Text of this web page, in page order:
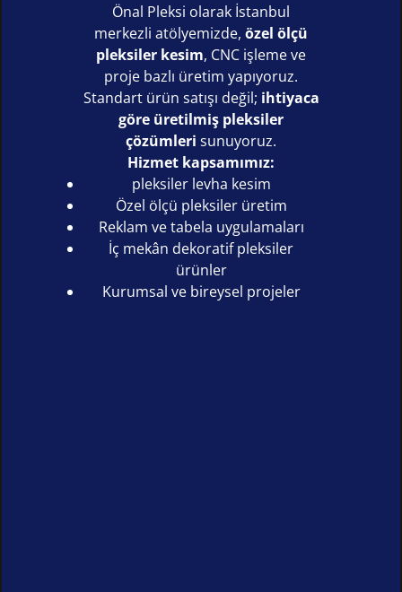
Önal Pleksi olarak İstanbul
merkezli atölyemizde, özel ölçü
pleksiler kesim, CNC işleme ve
proje bazlı üretim yapıyoruz.
Standart ürün satışı değil; ihtiyaca
göre üretilmiş pleksiler
çözümleri sunuyoruz.
Hizmet kapsamımız:
pleksiler levha kesim
Özel ölçü pleksiler üretim
Reklam ve tabela uygulamaları
İç mekân dekoratif pleksiler
ürünler
Kurumsal ve bireysel projeler